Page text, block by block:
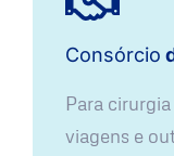
Consórcio
Para
viagens e